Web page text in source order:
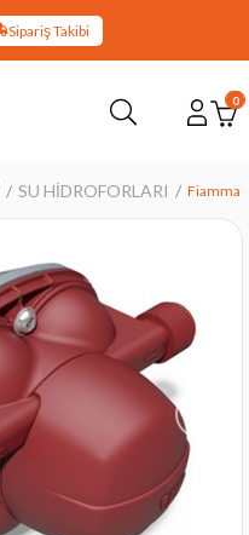
Sipariş Takibi
0
SU HİDROFORLARI Fiamma